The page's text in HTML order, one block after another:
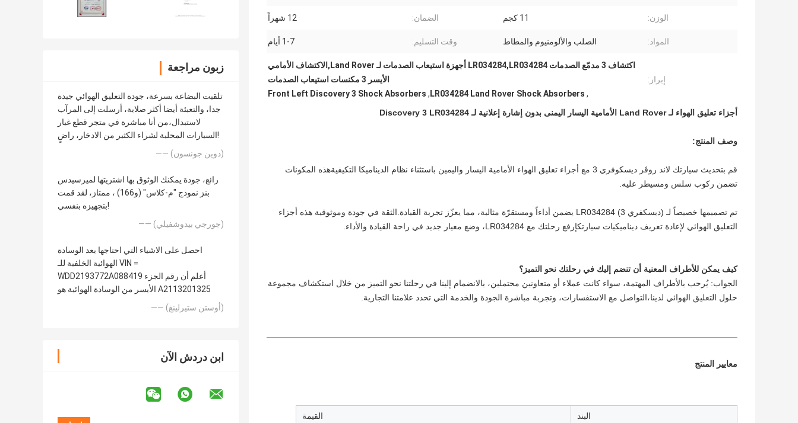
زبون مراجعة
تلقيت البضاعة بسرعة، جودة التعليق الهوائي جيدة
جدا، والتعبئة أيضا أكثر صلابة، أرسلت إلى المرآب
لاستبدال،من أنا مباشرة في متجر قطع غيار
السيارات المحلية لشراء الكثير من الادخار، راضٍ!
—— (دوين جونسون)
رائع، جودة يمكنك الوثوق بها اشتريتها لميرسيدس
بنز نموذج "م-كلاس" (و166) ، ممتاز، لقد قمت
بتجهيزه بنفسي!
—— (جورجي بيدوشفيلي)
احصل على الاشياء التي احتاجها بعد الوسادة
الهوائية الخلفية للـ VIN =
WDD2193772A088419 أعلم أن رقم الجزء
الأيسر من الوسادة الهوائية هو A2113201325
—— (أوستن ستيرلينغ)
ابن دردش الآن
الوزن: 11 كجم الضمان: 12 شهراً
المواد: الصلب والألومنيوم والمطاط وقت التسليم: 1-7 أيام
إبراز:
اكتشاف 3 مدمّع الصدمات LR034284,LR034284 أجهزة استيعاب الصدمات لـ Land Rover,الاكتشاف الأمامي
الأيسر 3 مكنسات استيعاب الصدمات
,
LR034284 Land Rover Shock Absorbers
,
Front Left Discovery 3 Shock Absorbers
أجزاء تعليق الهواء لـ Land Rover الأمامية اليسار اليمنى بدون إشارة إعلانية لـ Discovery 3 LR034284
وصف المنتج:
قم بتحديث سيارتك لاند روڤر ديسكوفري 3 مع أجزاء تعليق الهواء الأمامية اليسار واليمين باستثناء نظام الديناميكا التكيفيةهذه المكونات
تضمن ركوب سلس ومسيطر عليه.
تم تصميمها خصيصاً لـ (ديسكفري 3) LR034284 يضمن أداءاً ومستقرّة مثالية، مما يعزّز تجربة القيادة.الثقة في جودة وموثوقية هذه أجزاء
التعليق الهوائي لإعادة تعريف ديناميكيات سيارتكإرفع رحلتك مع LR034284، وضع معيار جديد في راحة القيادة والأداء.
كيف يمكن للأطراف المعنية أن تنضم إليك في رحلتك نحو التميز؟
الجواب: يُرحب بالأطراف المهتمة، سواء كانت عملاء أو متعاونين محتملين، بالانضمام إلينا في رحلتنا نحو التميز من خلال استكشاف مجموعة
حلول التعليق الهوائي لدينا،التواصل مع الاستفسارات، وتجربة مباشرة الجودة والخدمة التي تحدد علامتنا التجارية.
معايير المنتج
البند القيمة